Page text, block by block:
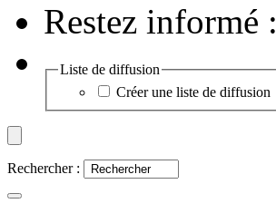
Restez informé :
Liste de diffusion
Créer une liste de diffusion
Rechercher :